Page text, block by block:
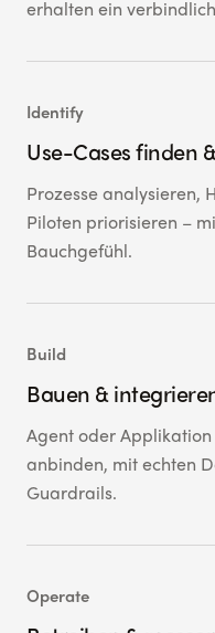
erhalten ein
Identify
Use-Cases finden
Prozesse analysieren,
Piloten priorisieren –
Bauchgefühl.
Build
Bauen &
Agent oder
anbinden, mit echten
Guardrails.
Operate